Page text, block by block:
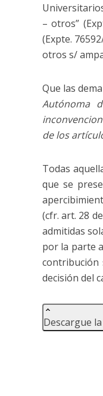
– otros”
(Expte.
otros s/
Que las
Autónoma
de los
Todas
que se
(cfr. art. 28
admitidas
por la parte
contribución
decisión del
Descargue